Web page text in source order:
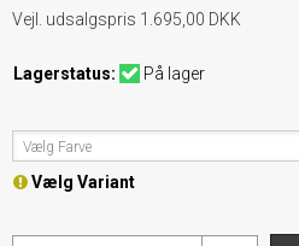
Vejl. udsalgspris 1.695,00 DKK
Lagerstatus: På lager
Vælg Farve
Vælg Variant